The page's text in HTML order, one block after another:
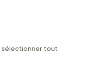
sélectionner tout